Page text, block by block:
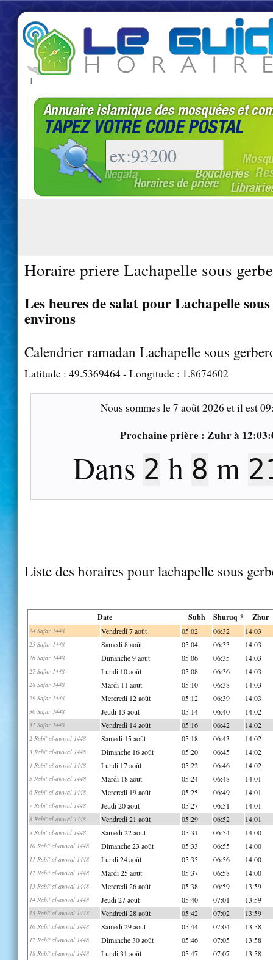
|
Horaire priere Lachapelle sous
Les heures de salat pour Lachapelle
environs
Calendrier ramadan Lachapelle sous
Latitude : 49.5369464- Longitude : 1.8674602
Nous sommes le7 août 2026 et il est
Prochaine prière : Zuhrà
Dans 2 h 8 m
Liste des horaires pour lachapelle sous
Date Subh Shuruq * Zhur
24 Safar 1448 Vendredi 7 août 05:02 06:32 14:03
25 Safar 1448 Samedi 8 août 05:04 06:33 14:03
26 Safar 1448 Dimanche 9 août 05:06 06:35 14:03
27 Safar 1448 Lundi 10 août 05:08 06:36 14:03
28 Safar 1448 Mardi 11 août 05:10 06:38 14:03
29 Safar 1448 Mercredi 12 août 05:12 06:39 14:03
30 Safar 1448 Jeudi 13 août 05:14 06:40 14:02
31 Safar 1448 Vendredi 14 août 05:16 06:42 14:02
2 Rabi' al-awwal 1448 Samedi 15 août 05:18 06:43 14:02
3 Rabi' al-awwal 1448 Dimanche 16 août 05:20 06:45 14:02
4 Rabi' al-awwal 1448 Lundi 17 août 05:22 06:46 14:02
5 Rabi' al-awwal 1448 Mardi 18 août 05:24 06:48 14:01
6 Rabi' al-awwal 1448 Mercredi 19 août 05:25 06:49 14:01
7 Rabi' al-awwal 1448 Jeudi 20 août 05:27 06:51 14:01
8 Rabi' al-awwal 1448 Vendredi 21 août 05:29 06:52 14:01
9 Rabi' al-awwal 1448 Samedi 22 août 05:31 06:54 14:00
10 Rabi' al-awwal 1448 Dimanche 23 août 05:33 06:55 14:00
11 Rabi' al-awwal 1448 Lundi 24 août 05:35 06:56 14:00
12 Rabi' al-awwal 1448 Mardi 25 août 05:37 06:58 14:00
13 Rabi' al-awwal 1448 Mercredi 26 août 05:38 06:59 13:59
14 Rabi' al-awwal 1448 Jeudi 27 août 05:40 07:01 13:59
15 Rabi' al-awwal 1448 Vendredi 28 août 05:42 07:02 13:59
16 Rabi' al-awwal 1448 Samedi 29 août 05:44 07:04 13:58
17 Rabi' al-awwal 1448 Dimanche 30 août 05:46 07:05 13:58
18 Rabi' al-awwal 1448 Lundi 31 août 05:47 07:07 13:58